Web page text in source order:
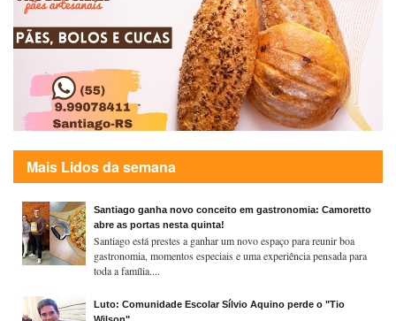
Mais Lidos da semana
Santiago ganha novo conceito em gastronomia: Camoretto
abre as portas nesta quinta!
Santiago está prestes a ganhar um novo espaço para reunir boa
gastronomia, momentos especiais e uma experiência pensada para
toda a família....
Luto: Comunidade Escolar Sílvio Aquino perde o "Tio